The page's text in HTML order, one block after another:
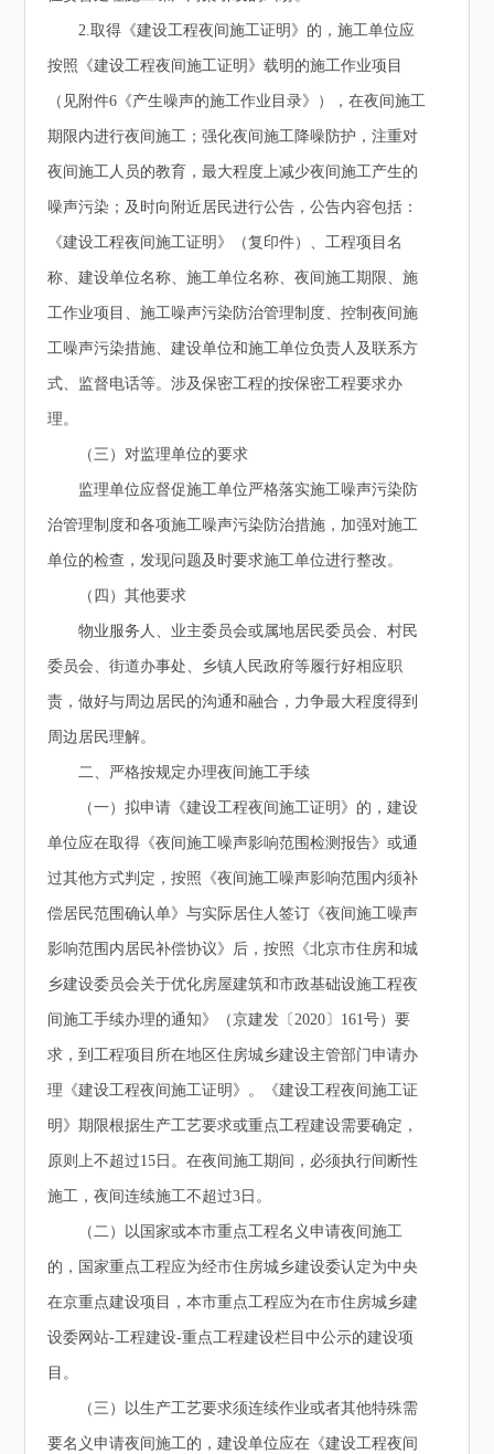
2.取得《建设工程夜间施工证明》的，施工单位应
按照《建设工程夜间施工证明》载明的施工作业项目
（见附件6《产生噪声的施工作业目录》），在夜间施工
期限内进行夜间施工；强化夜间施工降噪防护，注重对
夜间施工人员的教育，最大程度上减少夜间施工产生的
噪声污染；及时向附近居民进行公告，公告内容包括：
《建设工程夜间施工证明》（复印件）、工程项目名
称、建设单位名称、施工单位名称、夜间施工期限、施
工作业项目、施工噪声污染防治管理制度、控制夜间施
工噪声污染措施、建设单位和施工单位负责人及联系方
式、监督电话等。涉及保密工程的按保密工程要求办
理。
（三）对监理单位的要求
监理单位应督促施工单位严格落实施工噪声污染防
治管理制度和各项施工噪声污染防治措施，加强对施工
单位的检查，发现问题及时要求施工单位进行整改。
（四）其他要求
物业服务人、业主委员会或属地居民委员会、村民
委员会、街道办事处、乡镇人民政府等履行好相应职
责，做好与周边居民的沟通和融合，力争最大程度得到
周边居民理解。
二、严格按规定办理夜间施工手续
（一）拟申请《建设工程夜间施工证明》的，建设
单位应在取得《夜间施工噪声影响范围检测报告》或通
过其他方式判定，按照《夜间施工噪声影响范围内须补
偿居民范围确认单》与实际居住人签订《夜间施工噪声
影响范围内居民补偿协议》后，按照《北京市住房和城
乡建设委员会关于优化房屋建筑和市政基础设施工程夜
间施工手续办理的通知》（京建发〔2020〕161号）要
求，到工程项目所在地区住房城乡建设主管部门申请办
理《建设工程夜间施工证明》。《建设工程夜间施工证
明》期限根据生产工艺要求或重点工程建设需要确定，
原则上不超过15日。在夜间施工期间，必须执行间断性
施工，夜间连续施工不超过3日。
（二）以国家或本市重点工程名义申请夜间施工
的，国家重点工程应为经市住房城乡建设委认定为中央
在京重点建设项目，本市重点工程应为在市住房城乡建
设委网站-工程建设-重点工程建设栏目中公示的建设项
目。
（三）以生产工艺要求须连续作业或者其他特殊需
要名义申请夜间施工的，建设单位应在《建设工程夜间